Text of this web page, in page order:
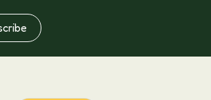
Fertilisation